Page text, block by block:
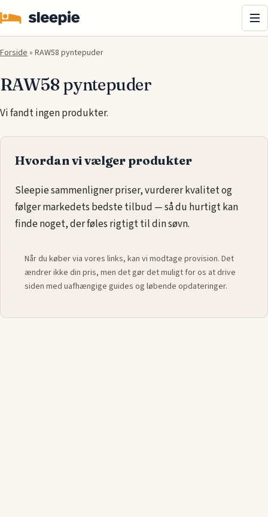
Forside» RAW58 pyntepuder
RAW58 pyntepuder
Vi fandt ingen produkter.
Hvordan vi vælger produkter
Sleepie sammenligner priser, vurderer kvalitet og
følger markedets bedste tilbud — så du hurtigt kan
finde noget, der føles rigtigt til din søvn.
Når du køber via vores links, kan vi modtage provision. Det
ændrer ikke din pris, men det gør det muligt for os at drive
siden med uafhængige guides og løbende opdateringer.